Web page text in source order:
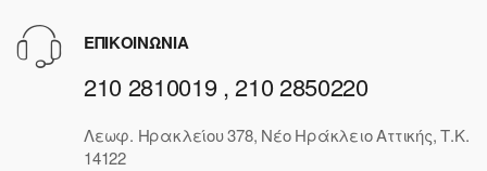
ΕΠΙΚΟΙΝΩΝΙΑ
210 2810019 , 210 2850220
Λεωφ. Ηρακλείου 378, Νέο Ηράκλειο Αττικής, Τ.Κ.
14122